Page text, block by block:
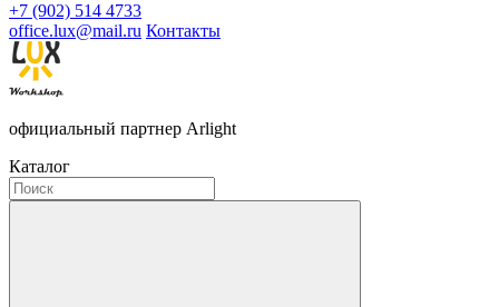
+7 (902) 514 4733
office.lux@mail.ru Контакты
официальный партнер Arlight
Каталог